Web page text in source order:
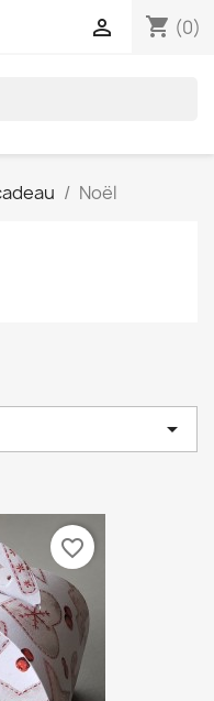
shopping_cart (0)

Noël

favorite_border